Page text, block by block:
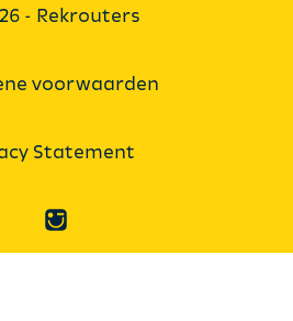
- Rekrouters
voorwaarden
Statement